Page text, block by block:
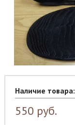
Наличие товара:
550 руб.